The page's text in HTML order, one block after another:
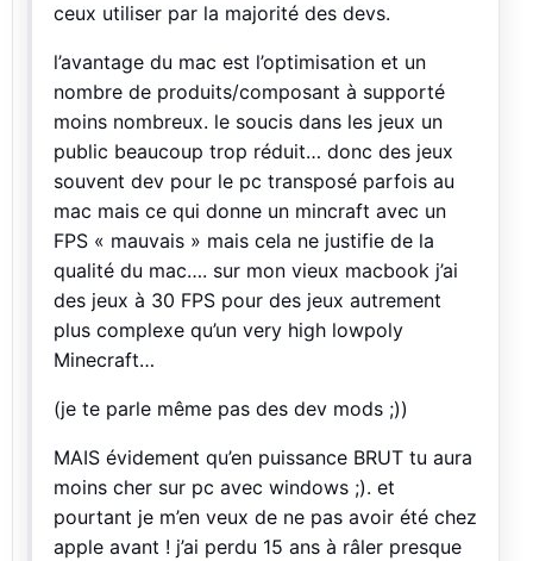
ceux utiliser par la majorité des devs.
l’avantage du mac est l’optimisation et un
nombre de produits/composant à supporté
moins nombreux. le soucis dans les jeux un
public beaucoup trop réduit… donc des jeux
souvent dev pour le pc transposé parfois au
mac mais ce qui donne un mincraft avec un
FPS « mauvais » mais cela ne justifie de la
qualité du mac…. sur mon vieux macbook j’ai
des jeux à 30 FPS pour des jeux autrement
plus complexe qu’un very high lowpoly
Minecraft…
(je te parle même pas des dev mods ;))
MAIS évidement qu’en puissance BRUT tu aura
moins cher sur pc avec windows ;). et
pourtant je m’en veux de ne pas avoir été chez
apple avant ! j’ai perdu 15 ans à râler presque